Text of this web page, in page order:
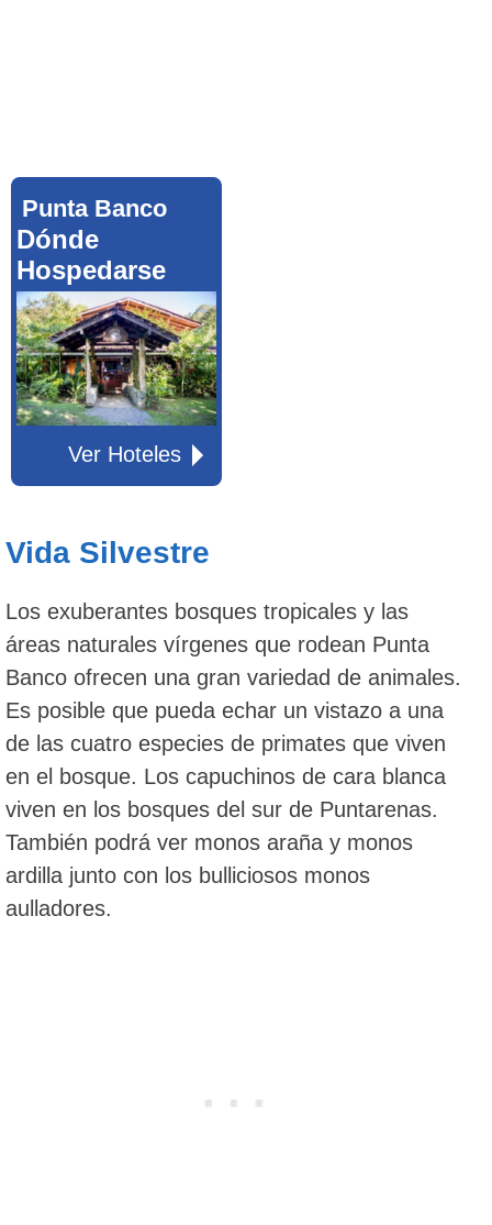
Punta Banco
Dónde
Hospedarse
Ver Hoteles
Vida Silvestre
Los exuberantes bosques tropicales y las
áreas naturales vírgenes que rodean Punta
Banco ofrecen una gran variedad de animales.
Es posible que pueda echar un vistazo a una
de las cuatro especies de primates que viven
en el bosque. Los capuchinos de cara blanca
viven en los bosques del sur de Puntarenas.
También podrá ver monos araña y monos
ardilla junto con los bulliciosos monos
aulladores.